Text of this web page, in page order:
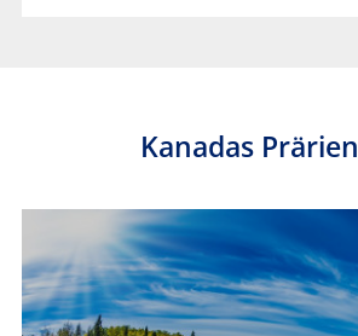
Kanadas Prärien